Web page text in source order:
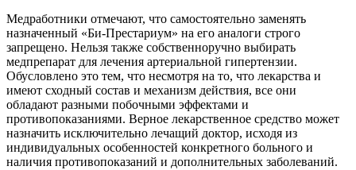
Медработники отмечают, что самостоятельно заменять
назначенный «Би-Престариум» на его аналоги строго
запрещено. Нельзя также собственноручно выбирать
медпрепарат для лечения артериальной гипертензии.
Обусловлено это тем, что несмотря на то, что лекарства и
имеют сходный состав и механизм действия, все они
обладают разными побочными эффектами и
противопоказаниями. Верное лекарственное средство может
назначить исключительно лечащий доктор, исходя из
индивидуальных особенностей конкретного больного и
наличия противопоказаний и дополнительных заболеваний.